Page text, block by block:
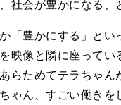
社会が豊かになる、
「豊かにする」とい
映像と隣に座って
らためてテラちゃ
ゃん、すごい働きを